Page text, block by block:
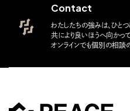
Contact
わたしたちの強みは、ひと
共により良いほうへ向かっ
オンラインでも個別の相談